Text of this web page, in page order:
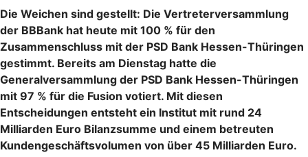
Die Weichen sind gestellt: Die Vertreterversammlung
der BBBank hat heute mit 100 % für den
Zusammenschluss mit der PSD Bank Hessen-Thüringen
gestimmt. Bereits am Dienstag hatte die
Generalversammlung der PSD Bank Hessen-Thüringen
mit 97 % für die Fusion votiert. Mit diesen
Entscheidungen entsteht ein Institut mit rund 24
Milliarden Euro Bilanzsumme und einem betreuten
Kundengeschäftsvolumen von über 45 Milliarden Euro.